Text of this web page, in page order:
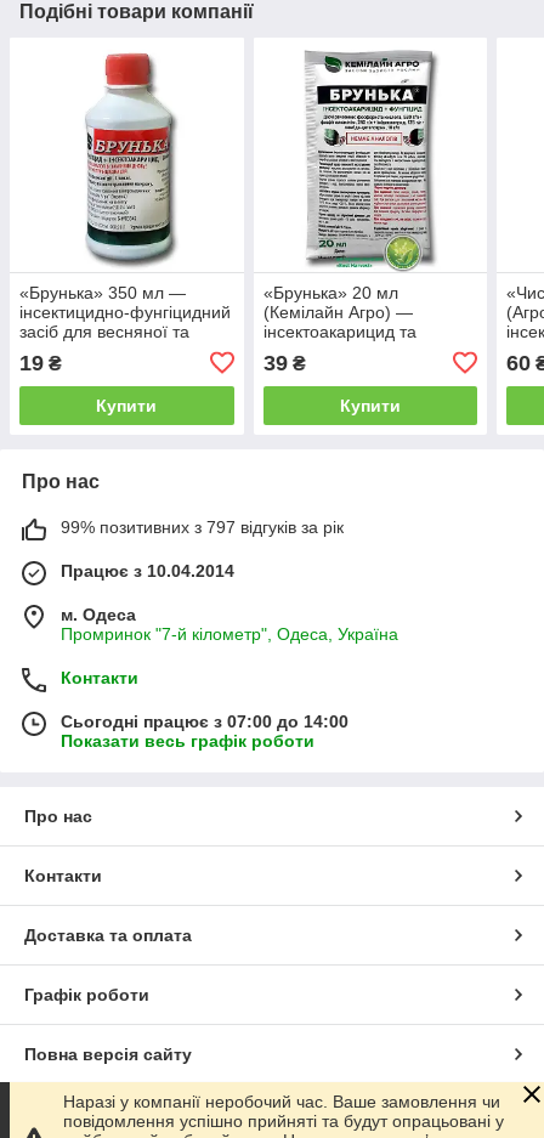
Подібні товари компанії
«Брунька» 350 мл —
інсектицидно-фунгіцидний
засіб для весняної та
19 ₴
Купити
«Брунька» 20 мл
(Кемілайн Агро) —
інсектоакарицид та
фунгіцид із стимулюючим
ефектом для саду
39₴
Купити
саду
60
Про нас
99% позитивних з 797 відгуків за рік
Працює з 10.04.2014
м. Одеса
Промринок "7-й кілометр", Одеса, Україна
Контакти
Сьогодні працює з 07:00 до 14:00
Показати весь графік роботи
Про нас
Контакти
Доставка та оплата
Графік роботи
Повна версія сайту
Сайт створено на маркетплейсі Prom.ua
Наразі у компанії неробочий час. Ваше замовлення чи
повідомлення успішно прийняті та будут опрацьовані у